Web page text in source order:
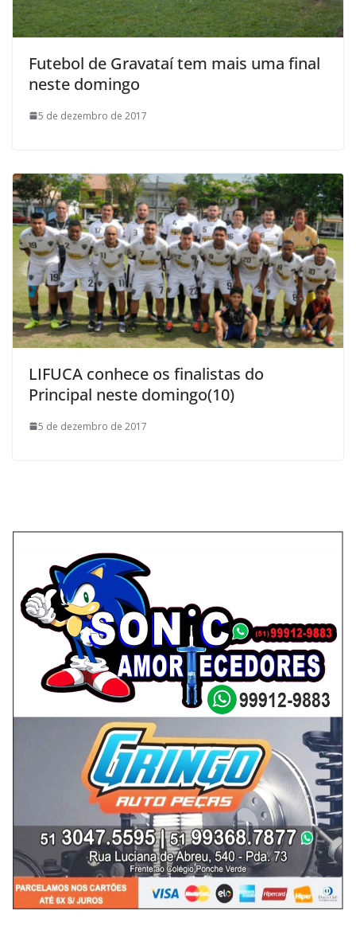
Futebol de Gravataí tem mais uma final
neste domingo
5 de dezembro de 2017
LIFUCA conhece os finalistas do
Principal neste domingo(10)
5 de dezembro de 2017